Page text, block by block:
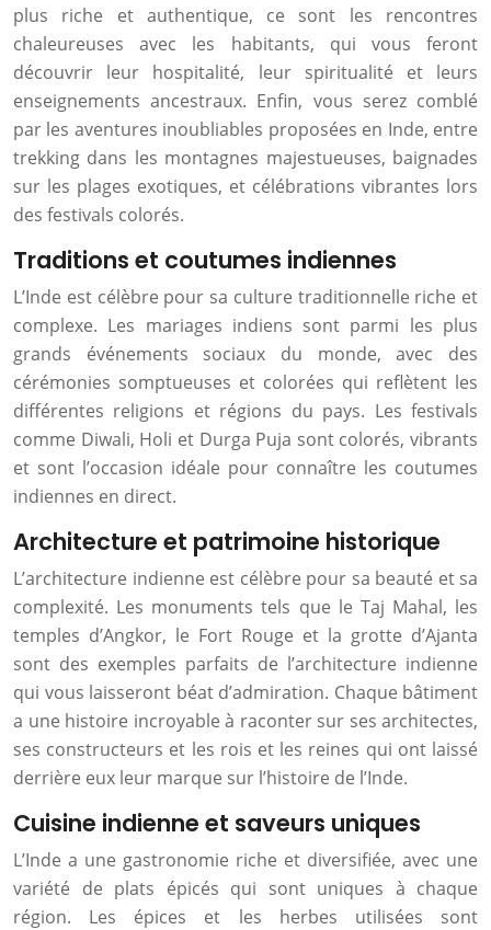
plus riche et authentique, ce sont les rencontres
chaleureuses avec les habitants, qui vous feront
découvrir leur hospitalité, leur spiritualité et leurs
enseignements ancestraux. Enfin, vous serez comblé
par les aventures inoubliables proposées en Inde, entre
trekking dans les montagnes majestueuses, baignades
sur les plages exotiques, et célébrations vibrantes lors
des festivals colorés.
Traditions et coutumes indiennes
L’Inde est célèbre pour sa culture traditionnelle riche et
complexe. Les mariages indiens sont parmi les plus
grands événements sociaux du monde, avec des
cérémonies somptueuses et colorées qui reflètent les
différentes religions et régions du pays. Les festivals
comme Diwali, Holi et Durga Puja sont colorés, vibrants
et sont l’occasion idéale pour connaître les coutumes
indiennes en direct.
Architecture et patrimoine historique
L’architecture indienne est célèbre pour sa beauté et sa
complexité. Les monuments tels que le Taj Mahal, les
temples d’Angkor, le Fort Rouge et la grotte d’Ajanta
sont des exemples parfaits de l’architecture indienne
qui vous laisseront béat d’admiration. Chaque bâtiment
a une histoire incroyable à raconter sur ses architectes,
ses constructeurs et les rois et les reines qui ont laissé
derrière eux leur marque sur l’histoire de l’Inde.
Cuisine indienne et saveurs uniques
L’Inde a une gastronomie riche et diversifiée, avec une
variété de plats épicés qui sont uniques à chaque
région. Les épices et les herbes utilisées sont